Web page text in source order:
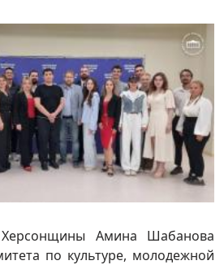
Амина Шабанова
по культуре, молодежной